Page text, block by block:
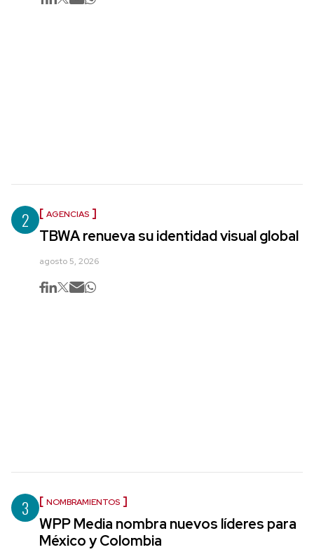
2 AGENCIAS
TBWA renueva su identidad visual global
agosto 5, 2026
3 NOMBRAMIENTOS
WPP Media nombra nuevos líderes para
México y Colombia